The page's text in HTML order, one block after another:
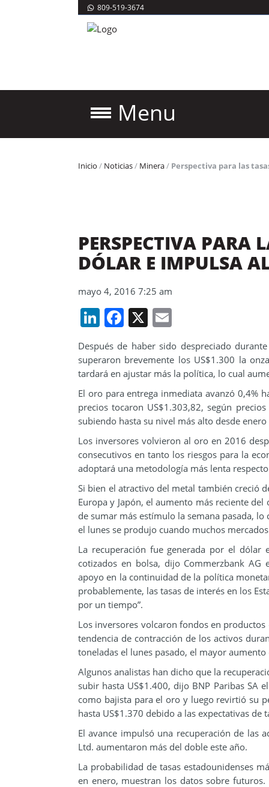
809-519-3674
Menu
Inicio / Noticias/ Minera/ Perspectiva para las
PERSPECTIVA PARA
DÓLAR E IMPULSA
mayo 4, 2016 7:25 am
LinkedIn
Facebook
X
Después de haber sido despreciado
superaron brevemente los US$1.300 la
tardará en ajustar más la política, lo cual
El oro para entrega inmediata avanzó 0,4%
precios tocaron US$1.303,82, según
subiendo hasta su nivel más alto desde
Los inversores volvieron al oro en 2016
consecutivos en tanto los riesgos para la
adoptará una metodología más lenta
Si bien el atractivo del metal también creció
Europa y Japón, el aumento más reciente
de sumar más estímulo la semana pasada,
el lunes se produjo cuando muchos
La recuperación fue generada por el
cotizados en bolsa, dijo Commerzbank
apoyo en la continuidad de la política
probablemente, las tasas de interés en los
por un tiempo”.
Los inversores volcaron fondos en
tendencia de contracción de los activos
toneladas el lunes pasado, el mayor
Algunos analistas han dicho que la
subir hasta US$1.400, dijo BNP Paribas SA
como bajista para el oro y luego revirtió su
hasta US$1.370 debido a las expectativas de
El avance impulsó una recuperación de las
Ltd. aumentaron más del doble este año.
La probabilidad de tasas estadounidenses
en enero, muestran los datos sobre